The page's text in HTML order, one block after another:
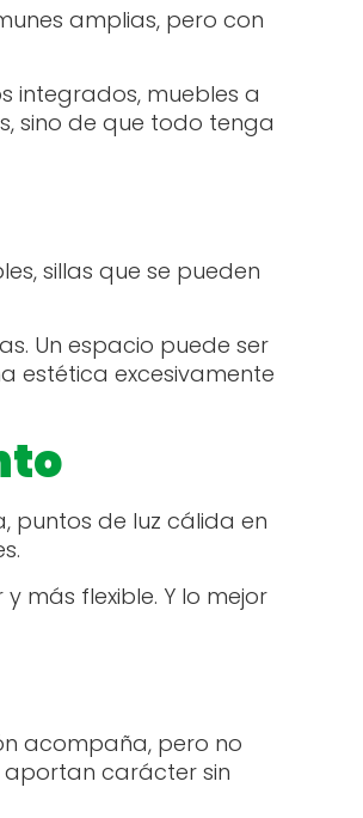
amplias, pero con
integrados, muebles a
sino de que todo tenga
sillas que se pueden
Un espacio puede ser
estética excesivamente
puntos de luz cálida en
más flexible. Y lo mejor
acompaña, pero no
aportan carácter sin